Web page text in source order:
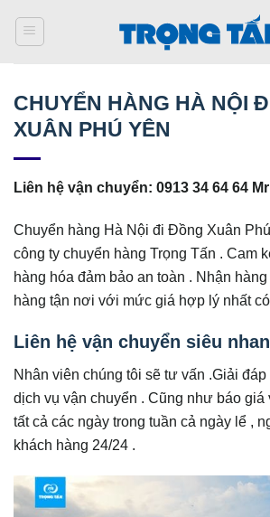
qua
CHUYỂN HÀNG HÀ NỘI
XUÂN PHÚ YÊN
Liên hệ vận chuyển: 0913 34 64 64
Chuyển hàng Hà Nội đi Đồng Xuân
công ty chuyển hàng Trọng Tấn . Cam
hàng hóa đảm bảo an toàn . Nhận
hàng tận nơi với mức giá hợp lý nhất
Liên hệ vận chuyển siêu
Nhân viên chúng tôi sẽ tư vấn .Giải đáp
dịch vụ vận chuyển . Cũng như báo giá
tất cả các ngày trong tuần cả ngày lể ,
khách hàng 24/24 .